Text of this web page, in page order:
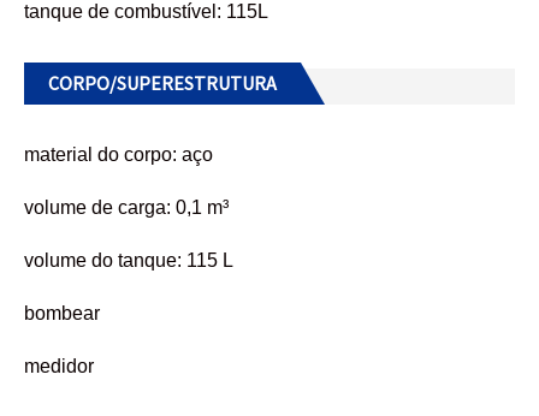
tanque de combustível: 115L
CORPO/SUPERESTRUTURA
material do corpo: aço
volume de carga: 0,1 m³
volume do tanque: 115 L
bombear
medidor